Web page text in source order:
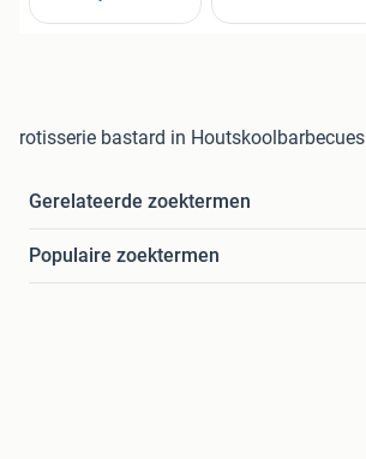
rotisserie bastard in Houtskoolbarbecues
Gerelateerde zoektermen
Populaire zoektermen